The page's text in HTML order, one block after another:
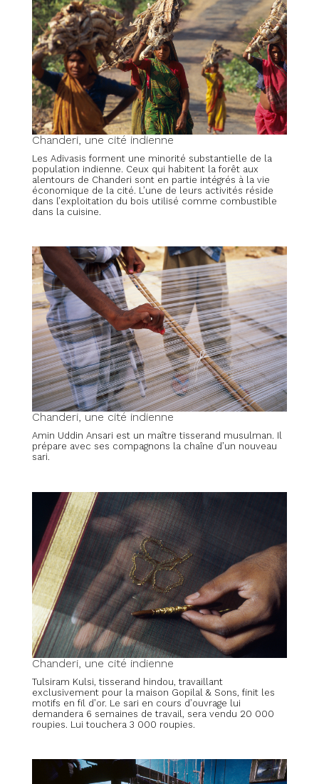
Chanderi, une cité indienne
Les Adivasis forment une minorité substantielle de la
population indienne. Ceux qui habitent la forêt aux
alentours de Chanderi sont en partie intégrés à la vie
économique de la cité. L’une de leurs activités réside
dans l’exploitation du bois utilisé comme combustible
dans la cuisine.
Chanderi, une cité indienne
Amin Uddin Ansari est un maître tisserand musulman. Il
prépare avec ses compagnons la chaîne d’un nouveau
sari.
Chanderi, une cité indienne
Tulsiram Kulsi, tisserand hindou, travaillant
exclusivement pour la maison Gopilal & Sons, finit les
motifs en fil d’or. Le sari en cours d’ouvrage lui
demandera 6 semaines de travail, sera vendu 20 000
roupies. Lui touchera 3 000 roupies.